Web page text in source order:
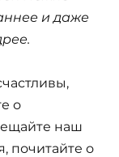
и даже
о
наш
почитайте о